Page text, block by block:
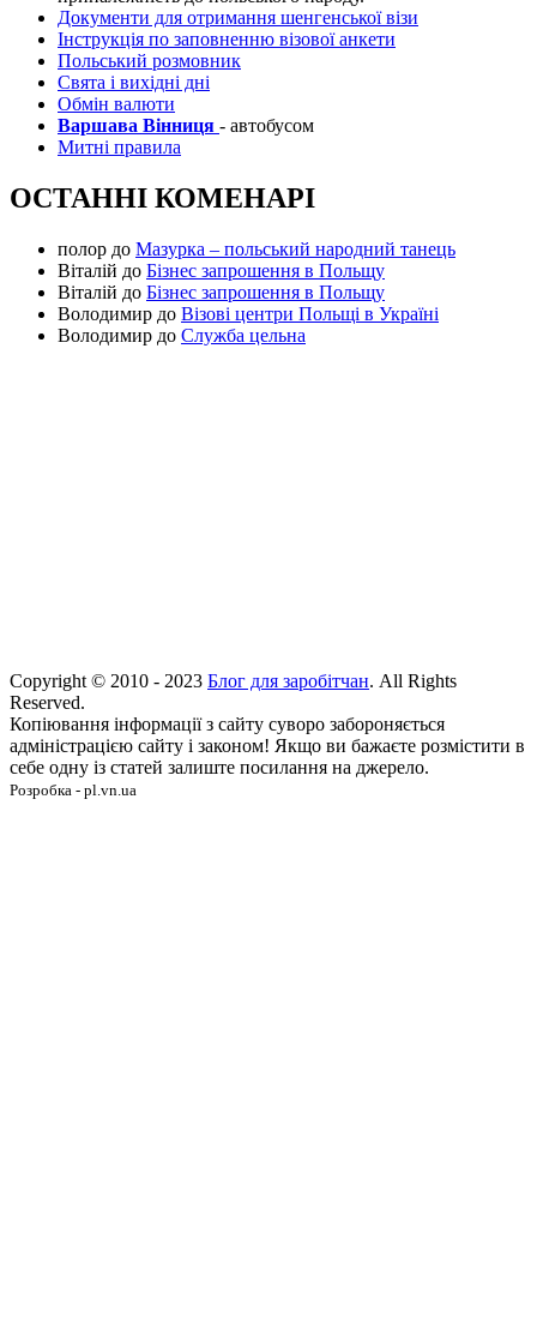
Документи для отримання шенгенської візи
Інструкція по заповненню візової анкети
Польський розмовник
Свята і вихідні дні
Обмін валюти
Варшава Вінниця - автобусом
Митні правила
ОСТАННІ КОМЕНАРІ
полор до Мазурка – польський народний танець
Віталій до Бізнес запрошення в Польщу
Віталій до Бізнес запрошення в Польщу
Володимир до Візові центри Польщі в Україні
Володимир до Служба цельна
Copyright © 2010 - 2023 Блог для заробітчан. All Rights
Reserved.
Копіювання інформації з сайту суворо забороняється
адміністрацією сайту і законом! Якщо ви бажаєте розмістити в
себе одну із статей залиште посилання на джерело.
Розробка - pl.vn.ua